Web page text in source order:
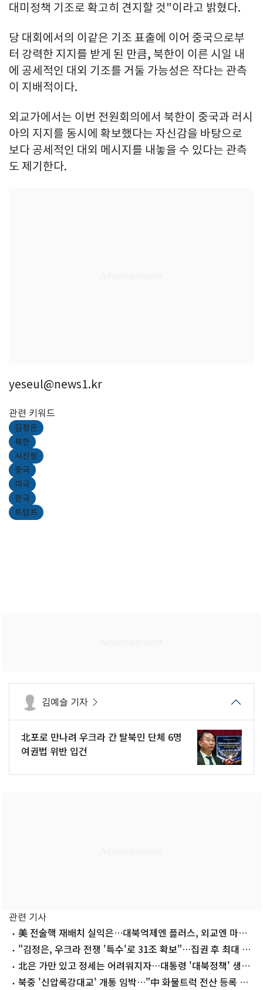
대미정책 기조로 확고히 견지할 것"이라고 밝혔다.
당 대회에서의 이같은 기조 표출에 이어 중국으로부
터 강력한 지지를 받게 된 만큼, 북한이 이른 시일 내
에 공세적인 대외 기조를 거둘 가능성은 작다는 관측
이 지배적이다.
외교가에서는 이번 전원회의에서 북한이 중국과 러시
아의 지지를 동시에 확보했다는 자신감을 바탕으로
보다 공세적인 대외 메시지를 내놓을 수 있다는 관측
도 제기한다.
yeseul@news1.kr
관련 키워드
김정은
북한
시진핑
중국
미국
한국
트럼프
김예슬 기자
北포로 만나려 우크라 간 탈북민 단체 6명
여권법 위반 입건
관련 기사
美 전술핵 재배치 실익은…대북억제엔 플러스, 외교엔 마이
너스"김정은, 우크라 전쟁 '특수'로 31조 확보"…집권 후 최대 벌
이 北은 가만 있고 정세는 어려워지자…대통령 '대북정책' 생각
바뀌었나
북중 '신압록강대교' 개통 임박…"中 화물트럭 전산 등록 시